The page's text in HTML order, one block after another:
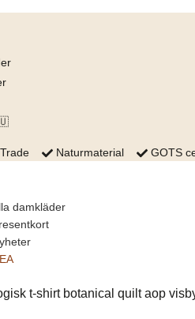
Trade Naturmaterial GOTS
damkläder